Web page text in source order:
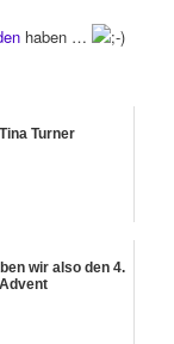
haben …
Turner
wir also den 4.
Advent